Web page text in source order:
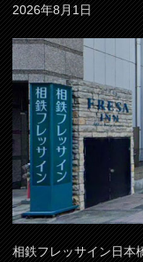
2026年8月1日
相鉄フレッサイン日本